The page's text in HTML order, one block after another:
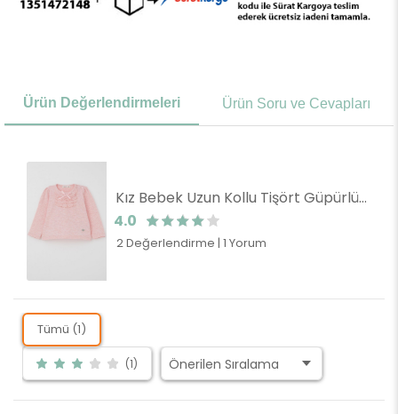
Ürün Değerlendirmeleri Ürün Soru ve Cevapları
Kız Bebek Uzun Kollu Tişört Güpürlü Fiyonklu Somon Melanj (6 Ay-2 Yaş)
4.0
2 Değerlendirme | 1 Yorum
Tümü (1)
(1)